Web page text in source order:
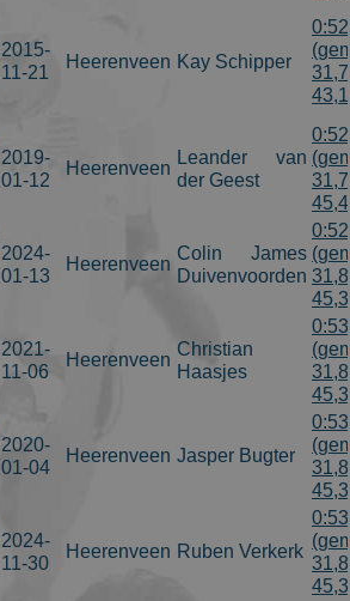
2015-
11-21
Heerenveen Kay Schipper
2019-
01-12
Heerenveen
Leander van
der Geest
2024-
01-13
Heerenveen
Colin James
Duivenvoorden
2021-
11-06
Heerenveen
Christian
Haasjes
2020-
01-04
Heerenveen Jasper Bugter
2024-
11-30
Heerenveen Ruben Verkerk